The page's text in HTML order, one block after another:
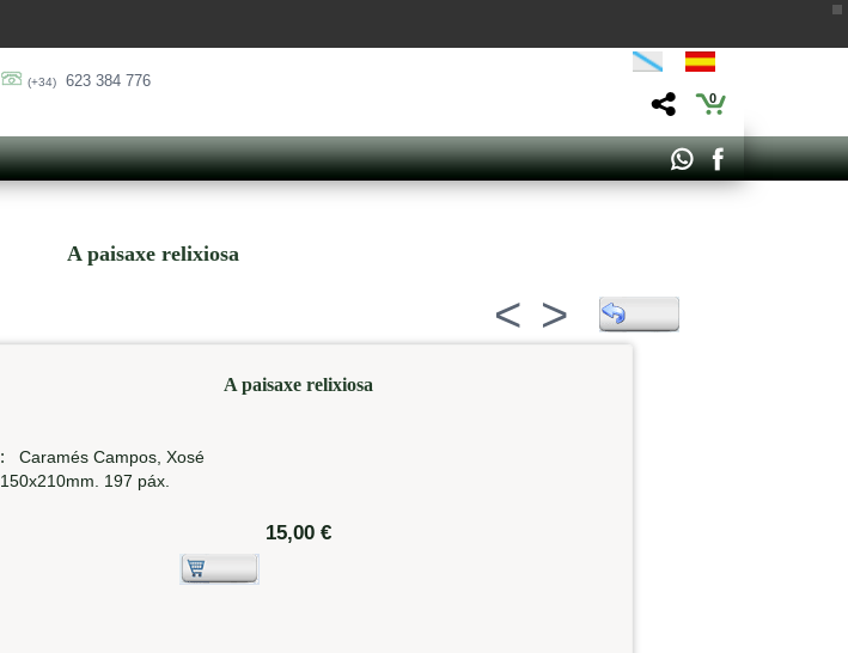
(+34) 623 384 776
0
A paisaxe relixiosa
< >
A paisaxe relixiosa
: Caramés Campos, Xosé
150x210mm. 197 páx.
15,00 €